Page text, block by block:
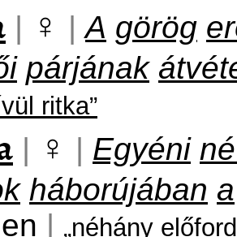
| ♀ | A görög
párjának
ritka”
| ♀ | Egyéni
háborújában a
| „néhány